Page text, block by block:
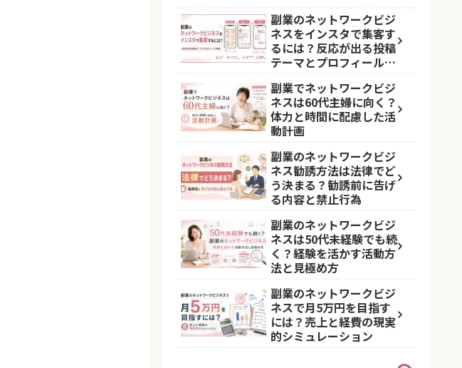
副業のネットワークビジ
ネスをインスタで集客す
るには？反応が出る投稿
テーマとプロフィール導
副業でネットワークビジ
ネスは60代主婦に向く？
体力と時間に配慮した活
動計画
副業のネットワークビジ
ネス勧誘方法は法律でど
う決まる？勧誘前に告げ
る内容と禁止行為
副業のネットワークビジ
ネスは50代未経験でも続
く？経験を活かす活動方
法と見極め方
副業のネットワークビジ
ネスで月5万円を目指す
には？売上と経費の現実
的シミュレーション